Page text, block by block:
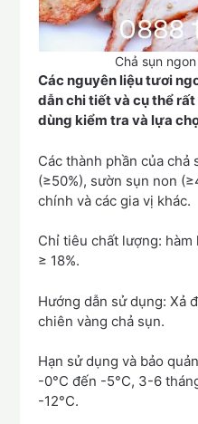
Chả sụn
Các nguyên liệu tươi
dẫn chi tiết và cụ thể
dùng kiểm tra và lựa
Các thành phần của chả
(≥50%), sườn sụn non
chính và các gia vị khác.
Chỉ tiêu chất lượng:
≥ 18%.
Hướng dẫn sử dụng: Xả
chiên vàng chả sụn.
Hạn sử dụng và bảo
-0°C đến -5°C, 3-6
-12°C.